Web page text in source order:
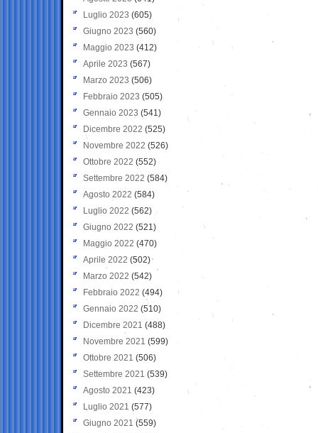
Luglio 2023 (605)
Giugno 2023 (560)
Maggio 2023 (412)
Aprile 2023 (567)
Marzo 2023 (506)
Febbraio 2023 (505)
Gennaio 2023 (541)
Dicembre 2022 (525)
Novembre 2022 (526)
Ottobre 2022 (552)
Settembre 2022 (584)
Agosto 2022 (584)
Luglio 2022 (562)
Giugno 2022 (521)
Maggio 2022 (470)
Aprile 2022 (502)
Marzo 2022 (542)
Febbraio 2022 (494)
Gennaio 2022 (510)
Dicembre 2021 (488)
Novembre 2021 (599)
Ottobre 2021 (506)
Settembre 2021 (539)
Agosto 2021 (423)
Luglio 2021 (577)
Giugno 2021(559)